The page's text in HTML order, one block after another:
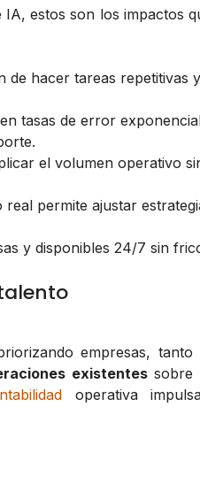
estos son los impactos
de hacer tareas repetitivas
tasas de error
el volumen operativo
real permite ajustar
y disponibles 24/7 sin
empresas, tanto
existentessobre
operativa